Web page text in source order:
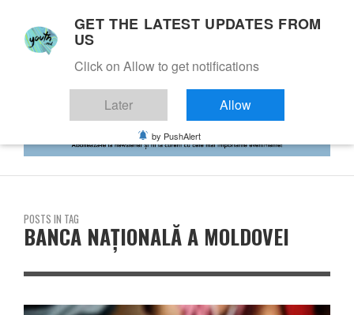
POSTS IN TAG
BANCA NAȚIONALĂ A MOLDOVEI
GET THE LATEST UPDATES FROM
US
Click on Allow to get notifications
Later Allow
by PushAlert